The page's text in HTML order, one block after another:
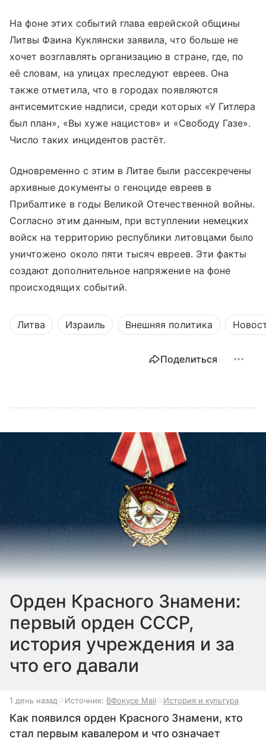
На фоне этих событий глава еврейской общины
Литвы Фаина Куклянски заявила, что больше не
хочет возглавлять организацию в стране, где, по
её словам, на улицах преследуют евреев. Она
также отметила, что в городах появляются
антисемитские надписи, среди которых «У Гитлера
был план», «Вы хуже нацистов» и «Свободу Газе».
Число таких инцидентов растёт.
Одновременно с этим в Литве были рассекречены
архивные документы о геноциде евреев в
Прибалтике в годы Великой Отечественной войны.
Согласно этим данным, при вступлении немецких
войск на территорию республики литовцами было
уничтожено около пяти тысяч евреев. Эти факты
создают дополнительное напряжение на фоне
происходящих событий.
Литва Израиль Внешняя политика
Поделиться
Орден Красного Знамени:
первый орден СССР,
история учреждения и за
что его давали
1 день назад Источник: ВФокусе Mail История и культура
Как появился орден Красного Знамени, кто
стал первым кавалером и что означает